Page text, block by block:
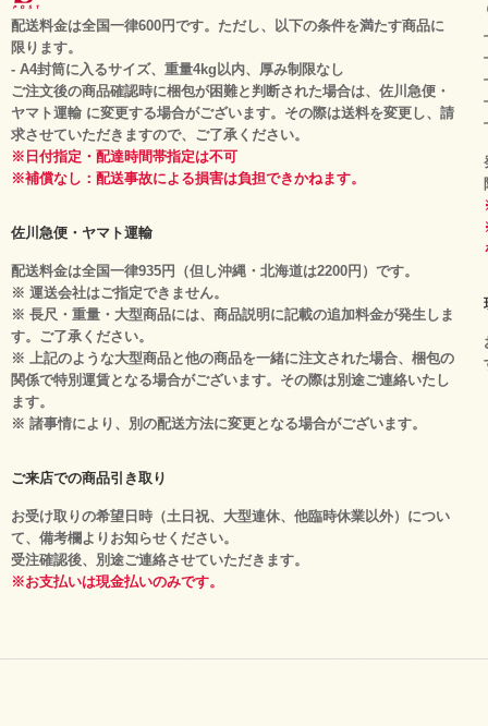
配送料金は全国一律600円です。ただし、以下の条件を満たす商品に
限ります。
- A4封筒に入るサイズ、重量4kg以内、厚み制限なし
ご注文後の商品確認時に梱包が困難と判断された場合は、佐川急便・
ヤマト運輸 に変更する場合がございます。その際は送料を変更し、請
求させていただきますので、ご了承ください。
※日付指定・配達時間帯指定は不可
※補償なし：配送事故による損害は負担できかねます。
佐川急便・ヤマト運輸
配送料金は全国一律935円（但し沖縄・北海道は2200円）です。
※ 運送会社はご指定できません。
※ 長尺・重量・大型商品には、商品説明に記載の追加料金が発生しま
す。ご了承ください。
※ 上記のような大型商品と他の商品を一緒に注文された場合、梱包の
関係で特別運賃となる場合がございます。その際は別途ご連絡いたし
ます。
※ 諸事情により、別の配送方法に変更となる場合がございます。
ご来店での商品引き取り
お受け取りの希望日時（土日祝、大型連休、他臨時休業以外）につい
て、備考欄よりお知らせください。
受注確認後、別途ご連絡させていただきます。
※お支払いは現金払いのみです。